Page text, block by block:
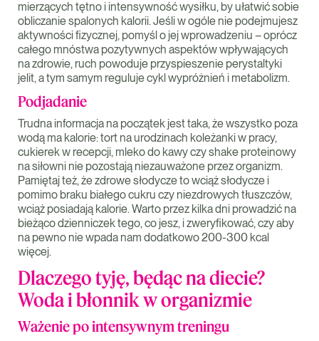
mierzących tętno i intensywność wysiłku, by ułatwić sobie
obliczanie spalonych kalorii. Jeśli w ogóle nie podejmujesz
aktywności fizycznej, pomyśl o jej wprowadzeniu – oprócz
całego mnóstwa pozytywnych aspektów wpływających
na zdrowie, ruch powoduje przyspieszenie perystaltyki
jelit, a tym samym reguluje cykl wypróżnień i metabolizm.
Podjadanie
Trudna informacja na początek jest taka, że wszystko poza
wodą ma kalorie: tort na urodzinach koleżanki w pracy,
cukierek w recepcji, mleko do kawy czy shake proteinowy
na siłowni nie pozostają niezauważone przez organizm.
Pamiętaj też, że zdrowe słodycze to wciąż słodycze i
pomimo braku białego cukru czy niezdrowych tłuszczów,
wciąż posiadają kalorie. Warto przez kilka dni prowadzić na
bieżąco dzienniczek tego, co jesz, i zweryfikować, czy aby
na pewno nie wpada nam dodatkowo 200-300 kcal
więcej.
Dlaczego tyję, będąc na diecie?
Woda i błonnik w organizmie
Ważenie po intensywnym treningu